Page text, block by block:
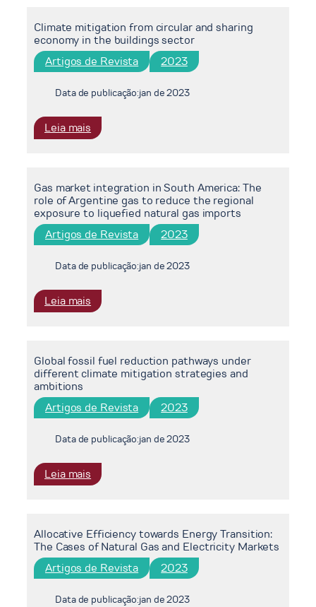
more
sustainable
aviation:
A
systematic
Climate mitigation from circular and sharing
economy in the buildings sector
Artigos de Revista 2023
Data de publicação:jan de 2023
Leia mais
Climate
circular
and
sharing
economy
the
sector
Gas market integration in South America: The
role of Argentine gas to reduce the regional
exposure to liquefied natural gas imports
Artigos de Revista 2023
Data de publicação:jan de 2023
Leia mais
Gas
in
South
America:
The
of
gas
to
regional
exposure
to
liquefied
natural
Global fossil fuel reduction pathways under
different climate mitigation strategies and
ambitions
Artigos de Revista 2023
Data de publicação:jan de 2023
Leia mais
Global
reduction
pathways
under
different
climate
Allocative Efficiency towards Energy Transition:
The Cases of Natural Gas and Electricity Markets
Artigos de Revista 2023
Data de publicação:jan de 2023